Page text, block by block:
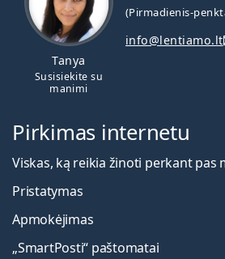
Tanya
Susisiekite su
manimi
(Pirmadienis-
info@lentiamo.lt
Pirkimas internetu
Viskas, ką reikia žinoti perkant pas
Pristatymas
Apmokėjimas
„SmartPosti“ paštomatai